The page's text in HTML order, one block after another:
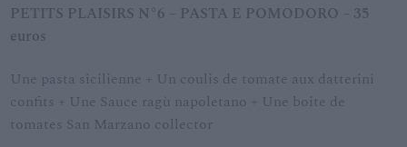
PETITS PLAISIRS N°6 – PASTA E POMODORO – 35
euros
Une pasta sicilienne + Un coulis de tomate aux datterini
confits + Une Sauce ragù napoletano + Une boite de
tomates San Marzano collector